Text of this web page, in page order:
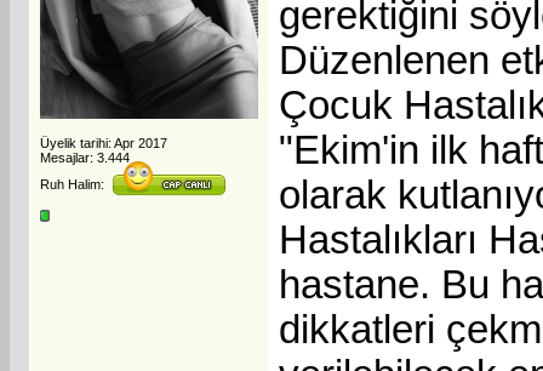
Üyelik tarihi: Apr 2017
Mesajlar: 3.444
Ruh Halim:
gerektiğini
Düzenlenen
Çocuk
"Ekim'in ilk
olarak
Hastalıkları
hastane. Bu
dikkatleri